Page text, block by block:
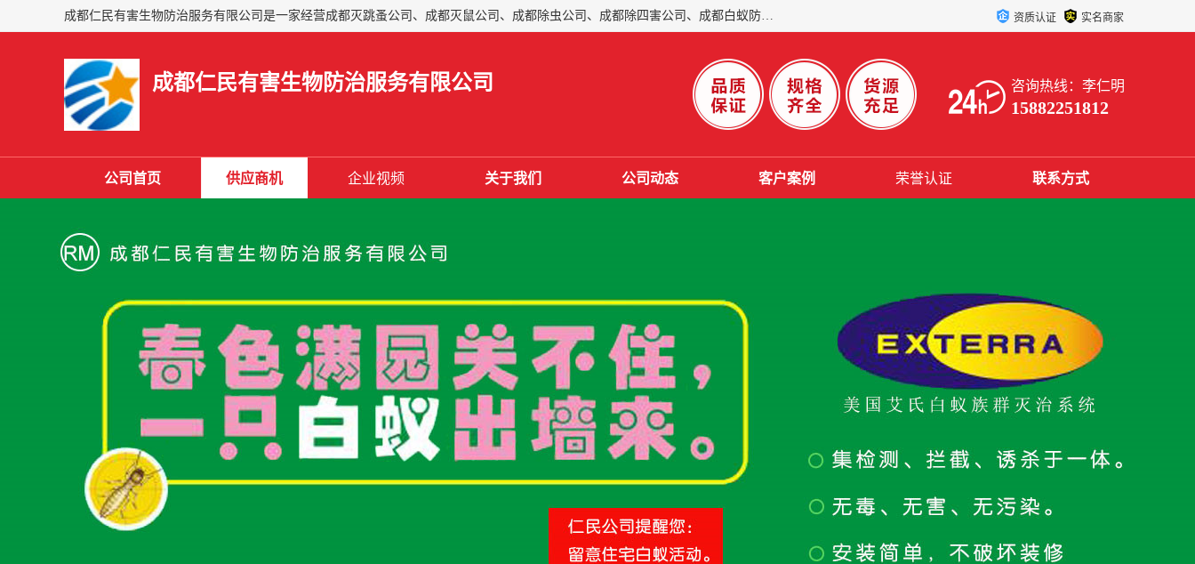
成都仁民有害生物防治服务有限公司是一家经营成都灭跳蚤公司、成都灭鼠公司、成都除虫公司、成都除四害公司、成都白蚁防治公司、成都杀虫公司等。业务覆盖：青白江、郫县、简阳、金堂、乐山、眉山、绵阳、彭州等区域。 由于我们的专业技术和服务态度得到了肯定、 目前公司已经与省内外的多个金 融企业、高端写字楼、星级酒 店、宾馆餐饮企业、学校、制造生产企业、物业小区建立了长期友好的合作关系。 资质认证 实名商家
成都仁民有害生物防治服务有限公司 咨询热线：李仁明
15882251812
公司首页 供应商机 企业视频 关于我们 公司动态 客户案例 荣誉认证 联系方式